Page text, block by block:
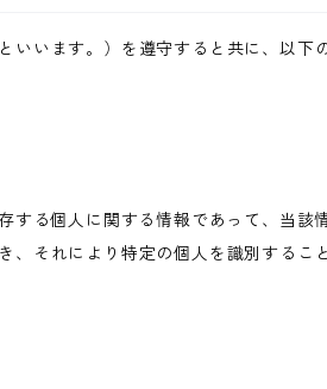
いいます。）を遵守すると共に、以下
する個人に関する情報であって、当該
、それにより特定の個人を識別するこ